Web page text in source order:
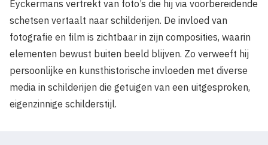
Eyckermans vertrekt van foto’s die hij via voorbereidende
schetsen vertaalt naar schilderijen. De invloed van
fotografie en film is zichtbaar in zijn composities, waarin
elementen bewust buiten beeld blijven. Zo verweeft hij
persoonlijke en kunsthistorische invloeden met diverse
media in schilderijen die getuigen van een uitgesproken,
eigenzinnige schilderstijl.